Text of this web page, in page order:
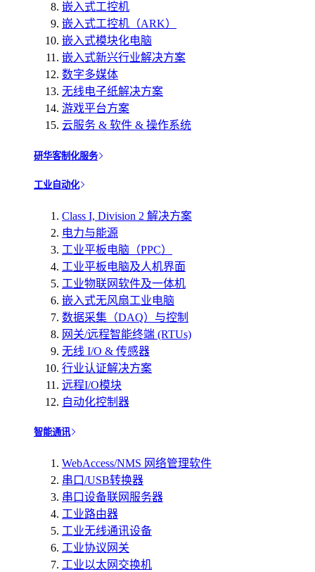
嵌入式工控机
嵌入式工控机（ARK）
嵌入式模块化电脑
嵌入式新兴行业解决方案
数字多媒体
无线电子纸解决方案
游戏平台方案
云服务 & 软件 & 操作系统
研华客制化服务
工业自动化
Class I, Division 2 解决方案
电力与能源
工业平板电脑（PPC）
工业平板电脑及人机界面
工业物联网软件及一体机
嵌入式无风扇工业电脑
数据采集（DAQ）与控制
网关/远程智能终端 (RTUs)
无线 I/O & 传感器
行业认证解决方案
远程I/O模块
自动化控制器
智能通讯
WebAccess/NMS 网络管理软件
串口/USB转换器
串口设备联网服务器
工业路由器
工业无线通讯设备
工业协议网关
工业以太网交换机